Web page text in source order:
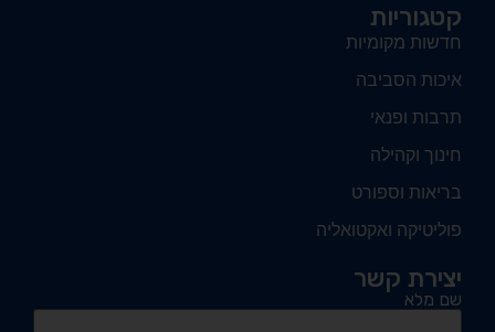
קטגוריות
חדשות מקומיות
איכות הסביבה
תרבות ופנאי
חינוך וקהילה
בריאות וספורט
פוליטיקה ואקטואליה
יצירת קשר
שם מלא